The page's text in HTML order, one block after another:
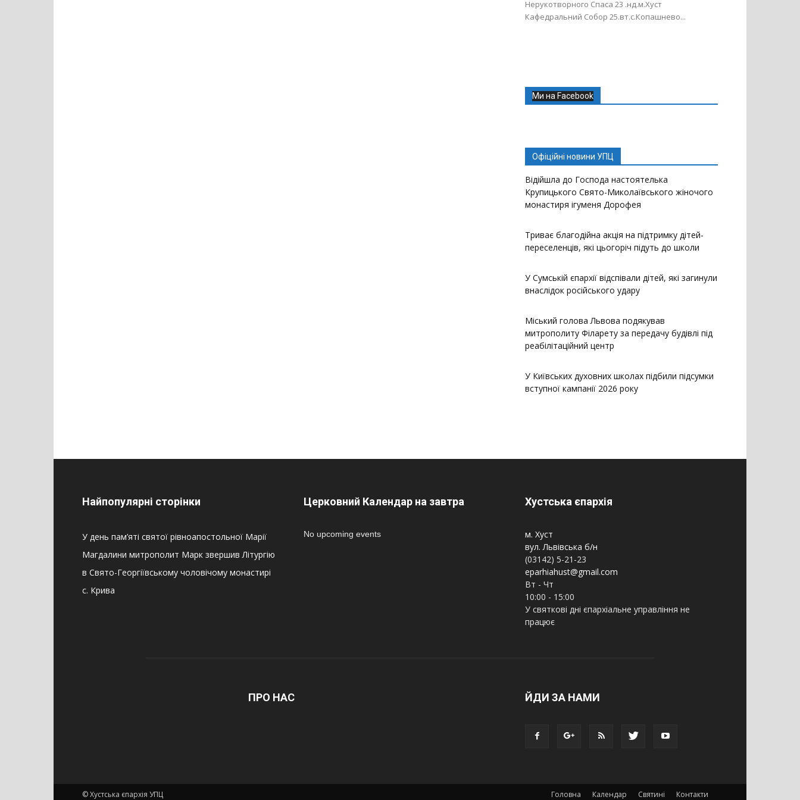
Нерукотворного Спаса 23 .нд.м.Хуст
Кафедральний Собор 25.вт.с.Копашнево...
Ми на Facebook
Офіційні новини УПЦ
Відійшла до Господа настоятелька
Крупицького Свято-Миколаївського жіночого
монастиря ігуменя Дорофея
Триває благодійна акція на підтримку дітей-
переселенців, які цьогоріч підуть до школи
У Сумській єпархії відспівали дітей, які загинули
внаслідок російського удару
Міський голова Львова подякував
митрополиту Філарету за передачу будівлі під
реабілітаційний центр
У Київських духовних школах підбили підсумки
вступної кампанії 2026 року
Найпопулярні сторінки
У день пам’яті святої рівноапостольної Марії
Магдалини митрополит Марк звершив Літургію
в Свято-Георгіївському чоловічому монастирі
с. Крива
Церковний Календар на завтра
No upcoming events
Хустська єпархія
м. Хуст
вул. Львівська б/н
(03142) 5-21-23
eparhiahust@gmail.com
Вт - Чт
10:00 - 15:00
У святкові дні єпархіальне управління не
працює
ПРО НАС ЙДИ ЗА НАМИ
Головна Календар Святині Контакти
© Хустська єпархія УПЦ